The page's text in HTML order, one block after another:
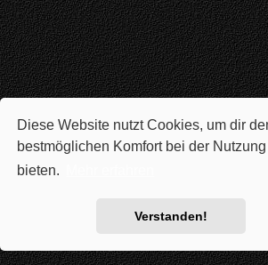
Diese Website nutzt Cookies, um dir
bestmöglichen Komfort bei der Nutzung
bieten.
Verstanden!